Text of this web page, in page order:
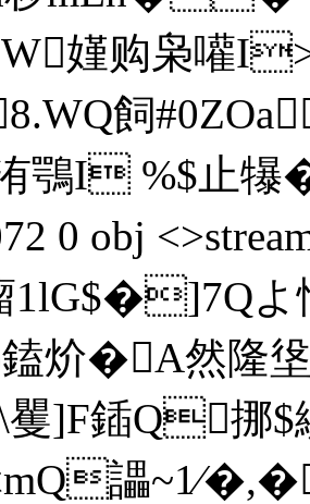
嫤购枭嚾
飼
洧鶚I %$止犦
0 obj
1lG$�]7Qよ
炌�A然隆
矍]F鍤Q挪
mQ讄